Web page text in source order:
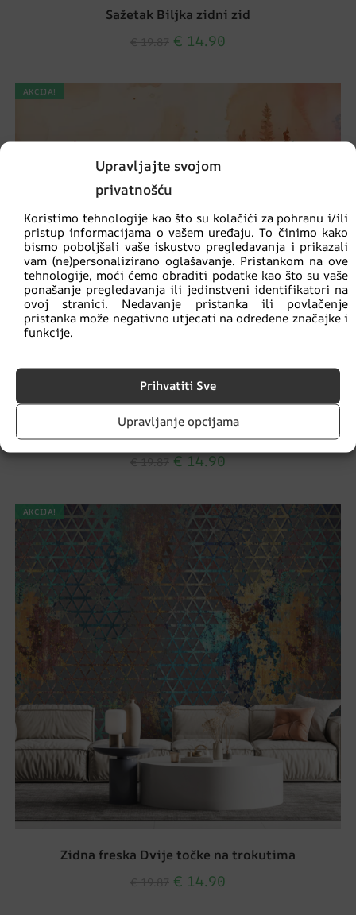
Upravljajte svojom
privatnošću
Koristimo tehnologije kao što su kolačići za pohranu i/ili
pristup informacijama o vašem uređaju. To činimo kako
bismo poboljšali vaše iskustvo pregledavanja i prikazali
vam (ne)personalizirano oglašavanje. Pristankom na ove
tehnologije, moći ćemo obraditi podatke kao što su vaše
ponašanje pregledavanja ili jedinstveni identifikatori na
ovoj stranici. Nedavanje pristanka ili povlačenje
pristanka može negativno utjecati na određene značajke i
funkcije.
Prihvatiti Sve
Upravljanje opcijama
Sažetak Biljka zidni zid
€ 14.90
AKCIJA!
Zidna freska Bujna cvjetna livada
€ 19.87 € 14.90
AKCIJA!
Zidna freska Dvije točke na trokutima
€ 14.90